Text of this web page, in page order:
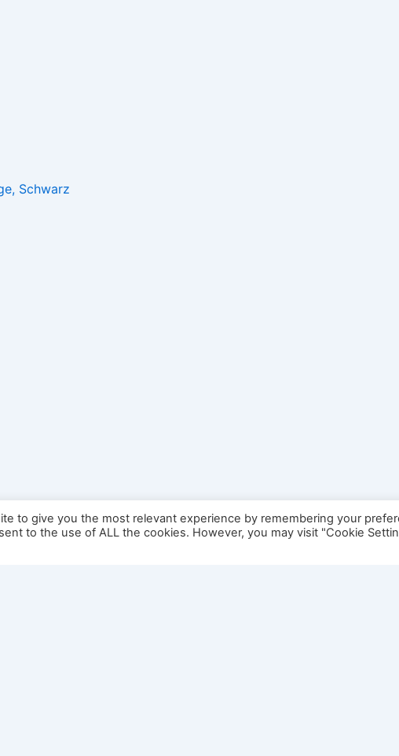
Schwarz
to give you the most relevant experience by remembering your
to the use of ALL the cookies. However, you may visit "Cookie